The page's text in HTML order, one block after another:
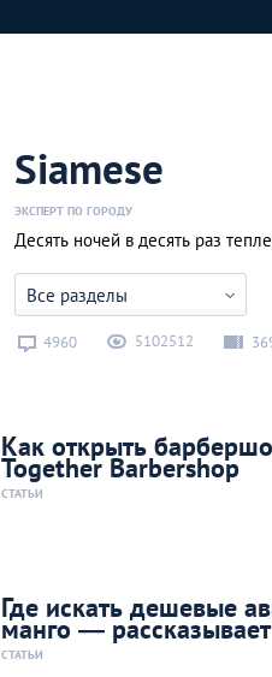
Siamese
ЭКСПЕРТ ПО ГОРОДУ
Десять ночей в десять раз
Все разделы
4960 5102512
Как открыть
Together Barbershop
СТАТЬИ
Где искать дешевые
манго —
СТАТЬИ